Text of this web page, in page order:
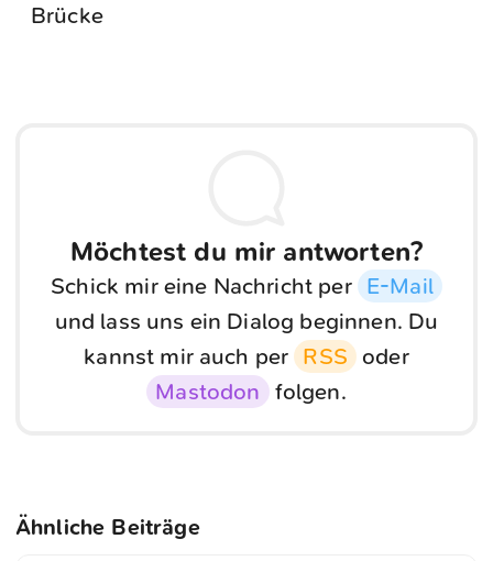
Brücke
Möchtest du mir antworten?
Schick mir eine Nachricht per E-Mail
und lass uns ein Dialog beginnen. Du
kannst mir auch per RSS oder
Mastodon folgen.
Ähnliche Beiträge